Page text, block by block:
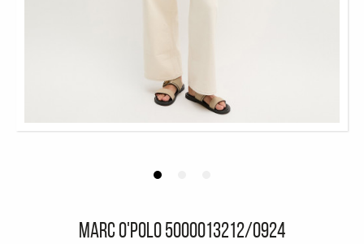
MARC O'POLO 5000013212/0924